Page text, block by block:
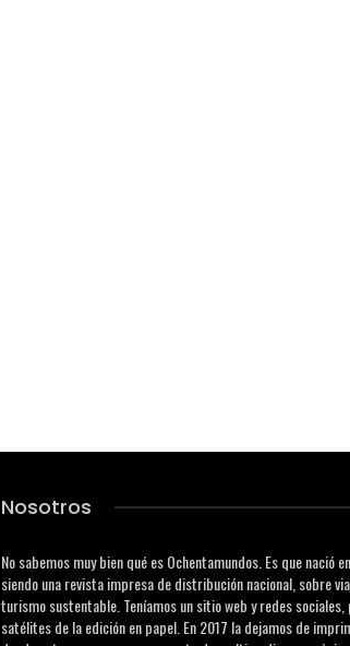
Nosotros
No sabemos muy bien qué es Ochentamundos. Es que nació
siendo una revista impresa de distribución nacional, sobre
turismo sustentable. Teníamos un sitio web y redes sociales,
satélites de la edición en papel. En 2017 la dejamos de